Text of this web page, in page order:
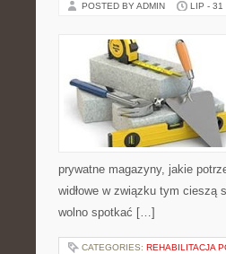
POSTED BY ADMIN LIP - 31
prywatne magazyny, jakie
widłowe w związku tym cieszą
wolno spotkać […]
CATEGORIES: REHABILITACJA